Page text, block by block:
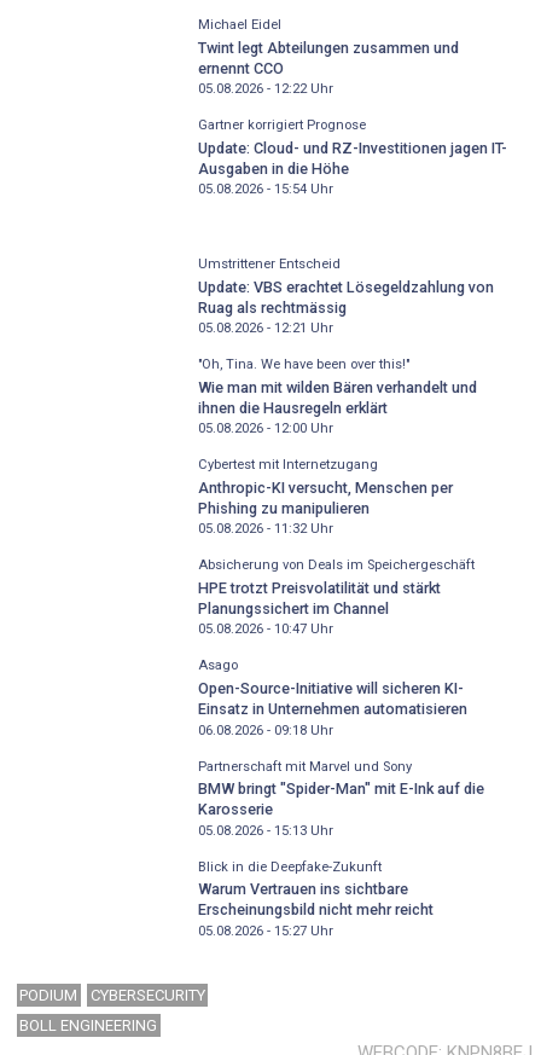
Michael Eidel
Twint legt Abteilungen zusammen und
ernennt CCO
05.08.2026 - 12:22Uhr
Gartner korrigiert Prognose
Update: Cloud- und RZ-Investitionen jagen IT-
Ausgaben in die Höhe
05.08.2026 - 15:54Uhr
Umstrittener Entscheid
Update: VBS erachtet Lösegeldzahlung von
Ruag als rechtmässig
05.08.2026 - 12:21 Uhr
"Oh, Tina. We have been over this!"
Wie man mit wilden Bären verhandelt und
ihnen die Hausregeln erklärt
05.08.2026 - 12:00Uhr
Cybertest mit Internetzugang
Anthropic-KI versucht, Menschen per
Phishing zu manipulieren
05.08.2026 - 11:32Uhr
Absicherung von Deals im Speichergeschäft
HPE trotzt Preisvolatilität und stärkt
Planungssichert im Channel
05.08.2026 - 10:47Uhr
Asago
Open-Source-Initiative will sicheren KI-
Einsatz in Unternehmen automatisieren
06.08.2026 - 09:18Uhr
Partnerschaft mit Marvel und Sony
BMW bringt "Spider-Man" mit E-Ink auf die
Karosserie
05.08.2026 - 15:13Uhr
Blick in die Deepfake-Zukunft
Warum Vertrauen ins sichtbare
Erscheinungsbild nicht mehr reicht
05.08.2026 - 15:27Uhr
PODIUM
CYBERSECURITY
BOLL ENGINEERING